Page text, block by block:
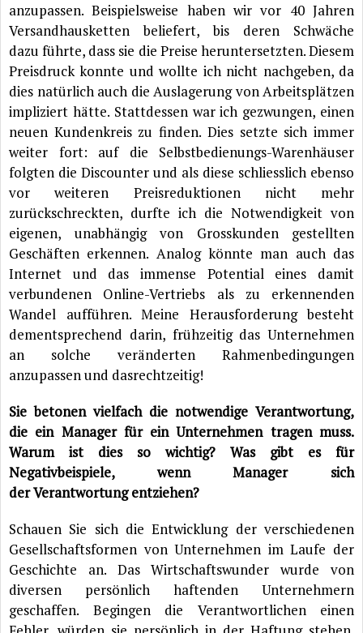
anzupassen. Beispielsweise haben wir vor 40 Jahren
Versandhausketten beliefert, bis deren Schwäche
dazu führte, dass sie die Preise heruntersetzten. Diesem
Preisdruck konnte und wollte ich nicht nachgeben, da
dies natürlich auch die Auslagerung von Arbeitsplätzen
impliziert hätte. Stattdessen war ich gezwungen, einen
neuen Kundenkreis zu finden. Dies setzte sich immer
weiter fort: auf die Selbstbedienungs-Warenhäuser
folgten die Discounter und als diese schliesslich ebenso
vor weiteren Preisreduktionen nicht mehr
zurückschreckten, durfte ich die Notwendigkeit von
eigenen, unabhängig von Grosskunden gestellten
Geschäften erkennen. Analog könnte man auch das
Internet und das immense Potential eines damit
verbundenen Online-Vertriebs als zu erkennenden
Wandel aufführen. Meine Herausforderung besteht
dementsprechend darin, frühzeitig das Unternehmen
an solche veränderten Rahmenbedingungen
anzupassen und dasrechtzeitig!
Sie betonen vielfach die notwendige Verantwortung,
die ein Manager für ein Unternehmen tragen muss.
Warum ist dies so wichtig? Was gibt es für
Negativbeispiele, wenn Manager sich
der Verantwortung entziehen?
Schauen Sie sich die Entwicklung der verschiedenen
Gesellschaftsformen von Unternehmen im Laufe der
Geschichte an. Das Wirtschaftswunder wurde von
diversen persönlich haftenden Unternehmern
geschaffen. Begingen die Verantwortlichen einen